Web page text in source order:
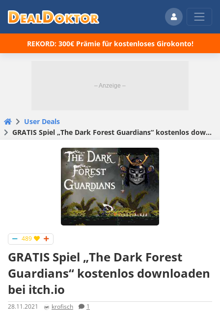
REKORD: 300€ Prämie für kostenloses Girokonto!
User Deals
GRATIS Spiel „The Dark Forest Guardians“ kostenlos downloaden bei itch.io
489
GRATIS Spiel „The Dark Forest
Guardians“ kostenlos downloaden
bei itch.io
28.11.2021 krofisch 1